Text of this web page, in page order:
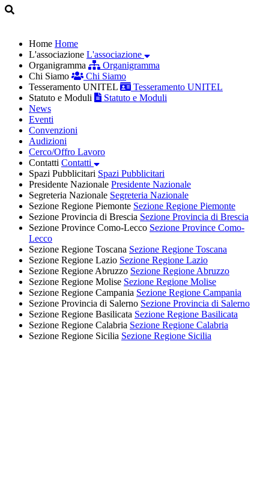
Home Home
L'associazione L'associazione
Organigramma
Organigramma
Chi Siamo
Chi Siamo
Tesseramento UNITEL
Tesseramento UNITEL
Statuto e Moduli
Statuto e Moduli
News
Eventi
Convenzioni
Audizioni
Cerco/Offro Lavoro
Contatti Contatti
Spazi Pubblicitari Spazi Pubblicitari
Presidente Nazionale Presidente Nazionale
Segreteria Nazionale Segreteria Nazionale
Sezione Regione Piemonte Sezione Regione Piemonte
Sezione Provincia di Brescia Sezione Provincia di Brescia
Sezione Province Como-Lecco Sezione Province Como-
Lecco
Sezione Regione Toscana Sezione Regione Toscana
Sezione Regione Lazio Sezione Regione Lazio
Sezione Regione Abruzzo Sezione Regione Abruzzo
Sezione Regione Molise Sezione Regione Molise
Sezione Regione Campania Sezione Regione Campania
Sezione Provincia di Salerno Sezione Provincia di Salerno
Sezione Regione Basilicata Sezione Regione Basilicata
Sezione Regione Calabria Sezione Regione Calabria
Sezione Regione Sicilia Sezione Regione Sicilia